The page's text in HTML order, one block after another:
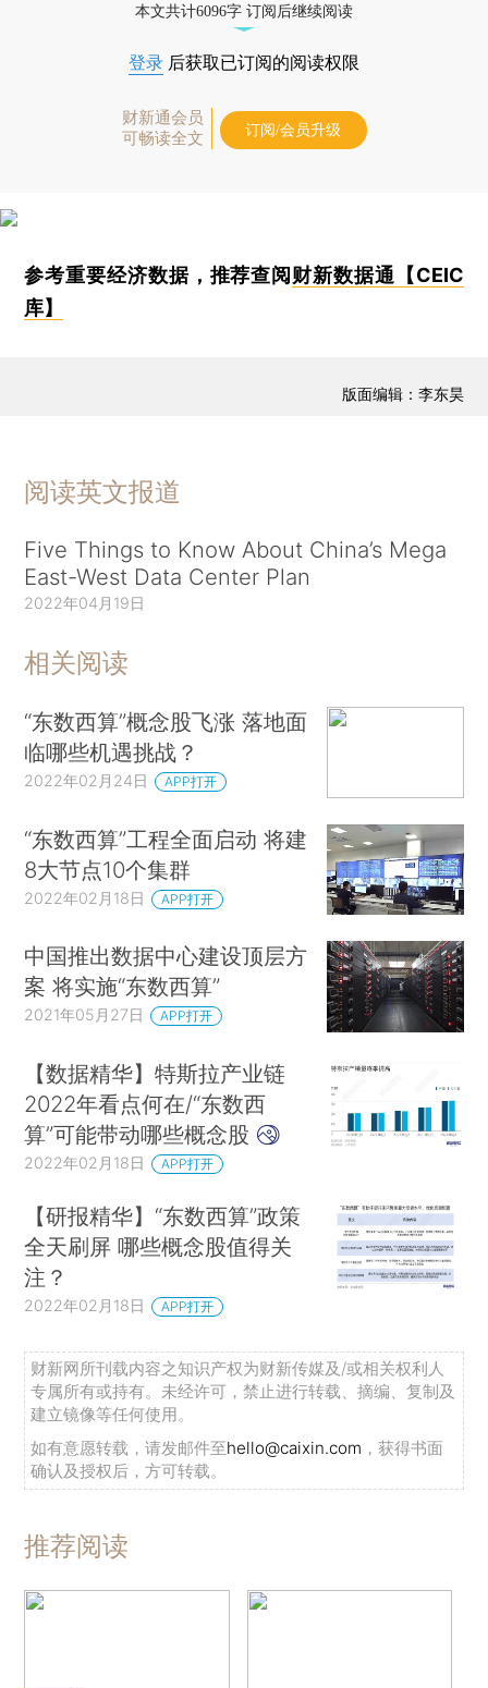
本文共计6096字 订阅后继续阅读
登录 后获取已订阅的阅读权限
财新通会员
可畅读全文
订阅/会员升级
参考重要经济数据，推荐查阅 财新数据通【CEIC
库】
版面编辑：李东昊
阅读英文报道
Five Things to Know About China’s Mega
East-West Data Center Plan
2022年04月19日
相关阅读
“东数西算”概念股飞涨 落地面
临哪些机遇挑战？
2022年02月24日 APP打开
“东数西算”工程全面启动 将建
8大节点10个集群
2022年02月18日 APP打开
中国推出数据中心建设顶层方
案 将实施“东数西算”
2021年05月27日 APP打开
【数据精华】特斯拉产业链
2022年看点何在/“东数西
算”可能带动哪些概念股
2022年02月18日 APP打开
【研报精华】“东数西算”政策
全天刷屏 哪些概念股值得关
注？
2022年02月18日 APP打开
财新网所刊载内容之知识产权为财新传媒及/或相关权利人
专属所有或持有。未经许可，禁止进行转载、摘编、复制及
建立镜像等任何使用。
如有意愿转载，请发邮件至hello@caixin.com ，获得书面
确认及授权后，方可转载。
推荐阅读